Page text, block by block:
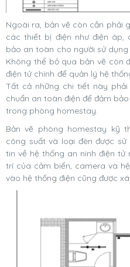
Ngoài ra, bản vẽ còn cần phải
các thiết bị điện như điện áp,
bảo an toàn cho người sử
Không thể bỏ qua bản vẽ còn
điện tử chính để quản lý hệ
Tất cả những chi tiết này
chuẩn an toàn điện để đảm
trong phòng homestay.
Bản vẽ phòng homestay kỹ
công suất và loại đèn được
tin về hệ thống an ninh điện
trí của cảm biến, camera và
vào hệ thống điện cũng được